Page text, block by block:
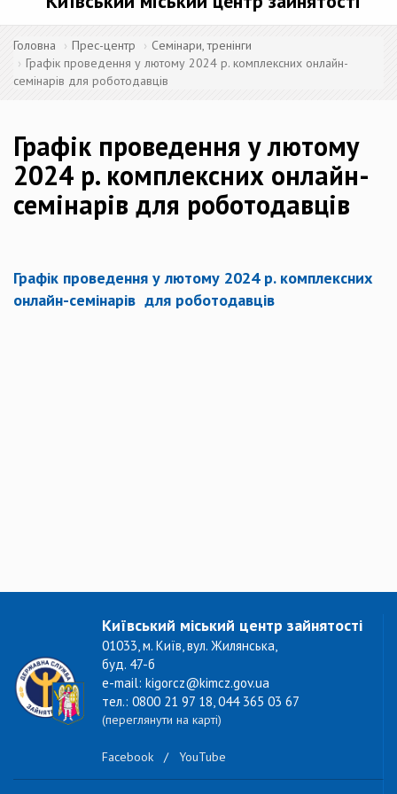
Головна Прес-центр
Семінари, тренінги
Графік проведення у лютому 2024 р. комплексних онлайн-
семінарів для роботодавців
Графік проведення у лютому
2024 р. комплексних онлайн-
семінарів для роботодавців
Графік проведення у лютому 2024 р. комплексних
онлайн-семінарів для роботодавців
Київський міський центр зайнятості
01033, м. Київ, вул. Жилянська,
буд. 47-б
e-mail: kigorcz@kimcz.gov.ua
тел.: 0800 21 97 18, 044 365 03 67
(переглянути на карті)
Facebook / YouTube